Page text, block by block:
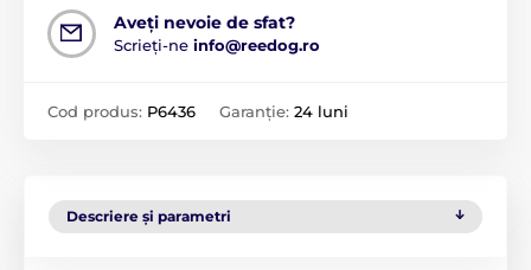
Aveți nevoie de sfat?
Scrieți-ne info@reedog.ro
Cod produs: P6436 Garanție: 24 luni
Descriere și parametri